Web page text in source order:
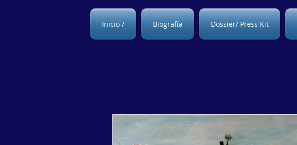
Inicio / Biografía Dossier/ Press Kit